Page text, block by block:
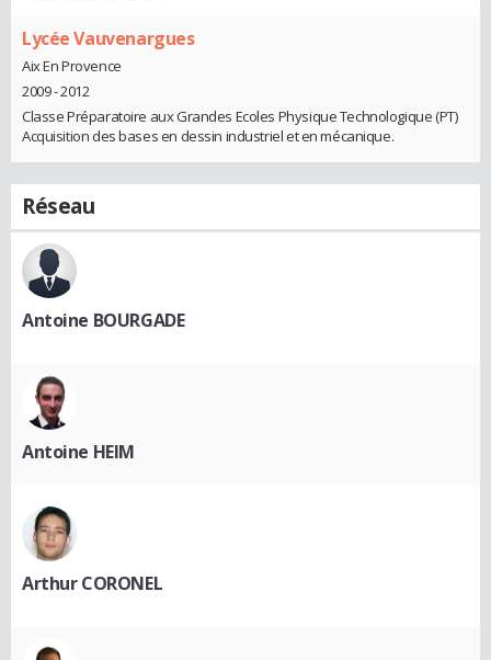
Lycée Vauvenargues
Aix En Provence
2009 - 2012
Classe Préparatoire aux Grandes Ecoles Physique Technologique (PT)
Acquisition des bases en dessin industriel et en mécanique.
Réseau
Antoine BOURGADE
Antoine HEIM
Arthur CORONEL